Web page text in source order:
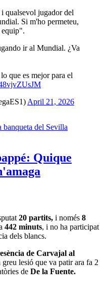
qualsevol jugador del
Si m'ho permeteu,
equip".
ir al Mundial. ¿Va
que es mejor para el
April 21, 2026
20 partits, i només 8
442 minuts, i no ha participat
dels blancs.
de Carvajal al
lesió que va patir ara fa 2
de De la Fuente.